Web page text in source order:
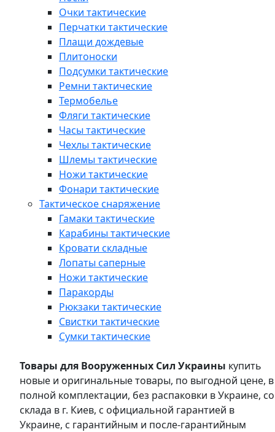
Очки тактические
Перчатки тактические
Плащи дождевые
Плитоноски
Подсумки тактические
Ремни тактические
Термобелье
Фляги тактические
Часы тактические
Чехлы тактические
Шлемы тактические
Ножи тактические
Фонари тактические
Тактическое снаряжение
Гамаки тактические
Карабины тактические
Кровати складные
Лопаты саперные
Ножи тактические
Паракорды
Рюкзаки тактические
Свистки тактические
Сумки тактические
Товары для Вооруженных Сил Украины купить
новые и оригинальные товары, по выгодной цене, в
полной комплектации, без распаковки в Украине, со
склада в г. Киев, с официальной гарантией в
Украине, с гарантийным и после-гарантийным